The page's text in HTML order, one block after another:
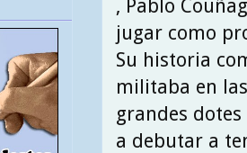
, Pablo
jugar como
Su historia
militaba en
grandes
a debutar a